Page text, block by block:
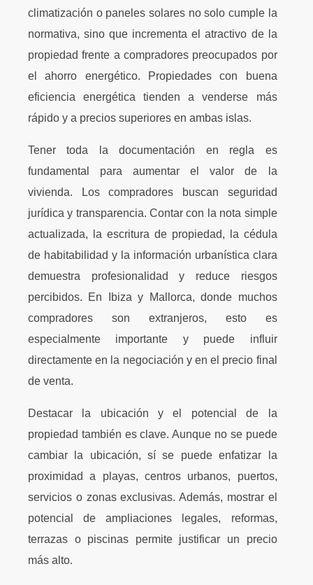
climatización o paneles solares no solo cumple la
normativa, sino que incrementa el atractivo de la
propiedad frente a compradores preocupados por
el ahorro energético. Propiedades con buena
eficiencia energética tienden a venderse más
rápido y a precios superiores en ambas islas.
Tener toda la documentación en regla es
fundamental para aumentar el valor de la
vivienda. Los compradores buscan seguridad
jurídica y transparencia. Contar con la nota simple
actualizada, la escritura de propiedad, la cédula
de habitabilidad y la información urbanística clara
demuestra profesionalidad y reduce riesgos
percibidos. En Ibiza y Mallorca, donde muchos
compradores son extranjeros, esto es
especialmente importante y puede influir
directamente en la negociación y en el precio final
de venta.
Destacar la ubicación y el potencial de la
propiedad también es clave. Aunque no se puede
cambiar la ubicación, sí se puede enfatizar la
proximidad a playas, centros urbanos, puertos,
servicios o zonas exclusivas. Además, mostrar el
potencial de ampliaciones legales, reformas,
terrazas o piscinas permite justificar un precio
más alto.